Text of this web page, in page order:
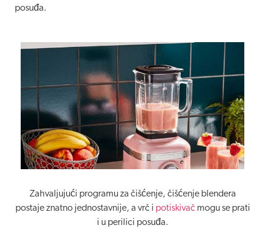
posuđa.
Zahvaljujući programu za čišćenje, čišćenje blendera
postaje znatno jednostavnije, a vrč i potiskivačmogu se prati
i u perilici posuđa.